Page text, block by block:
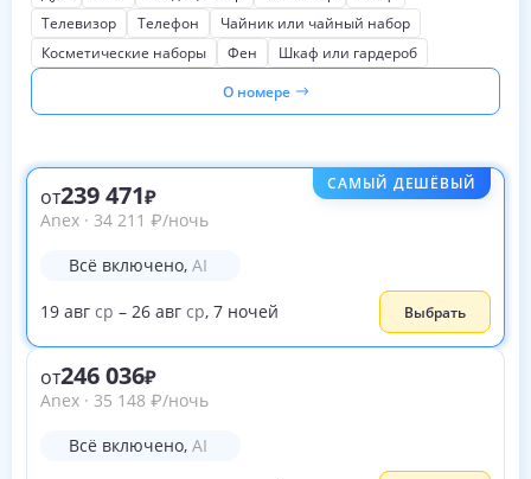
Телевизор
Телефон
Чайник или чайный набор
Косметические наборы
Фен
Шкаф или гардероб
О номере
САМЫЙ ДЕШЁВЫЙ
от239 471
Anex · 34 211 ₽/ночь
Всё включено, AI
19 авг ср – 26 авг ср, 7 ночей Выбрать
от246 036
Anex · 35 148 ₽/ночь
Всё включено, AI